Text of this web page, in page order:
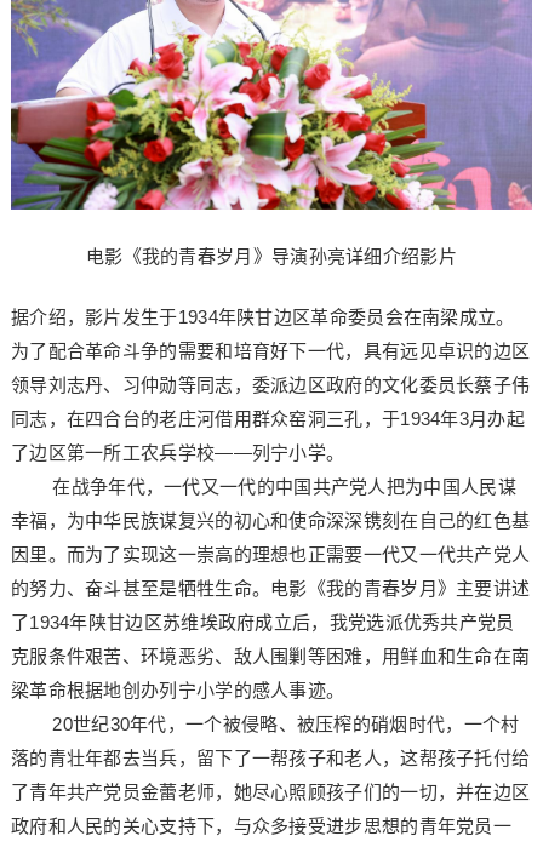
电影《我的青春岁月》导演孙亮详细介绍影片
据介绍，影片发生于1934年陕甘边区革命委员会在南梁成立。
为了配合革命斗争的需要和培育好下一代，具有远见卓识的边区
领导刘志丹、习仲勋等同志，委派边区政府的文化委员长蔡子伟
同志，在四合台的老庄河借用群众窑洞三孔，于1934年3月办起
了边区第一所工农兵学校——列宁小学。
在战争年代，一代又一代的中国共产党人把为中国人民谋
幸福，为中华民族谋复兴的初心和使命深深镌刻在自己的红色基
因里。而为了实现这一崇高的理想也正需要一代又一代共产党人
的努力、奋斗甚至是牺牲生命。电影《我的青春岁月》主要讲述
了1934年陕甘边区苏维埃政府成立后，我党选派优秀共产党员
克服条件艰苦、环境恶劣、敌人围剿等困难，用鲜血和生命在南
梁革命根据地创办列宁小学的感人事迹。
20世纪30年代，一个被侵略、被压榨的硝烟时代，一个村
落的青壮年都去当兵，留下了一帮孩子和老人，这帮孩子托付给
了青年共产党员金蕾老师，她尽心照顾孩子们的一切，并在边区
政府和人民的关心支持下，与众多接受进步思想的青年党员一